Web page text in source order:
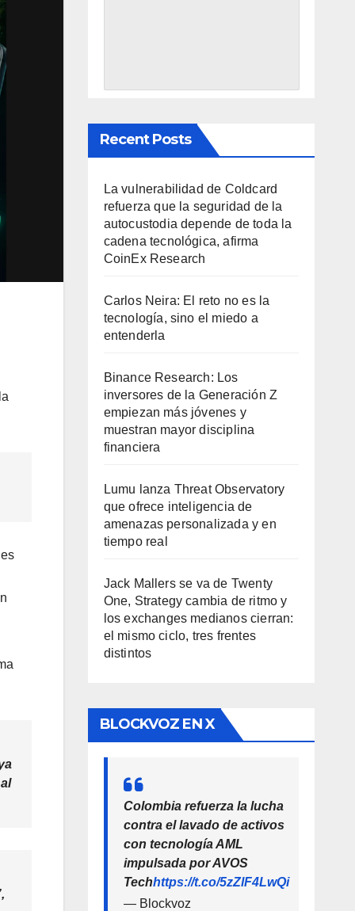
Recent Posts
La vulnerabilidad de Coldcard
refuerza que la seguridad de la
autocustodia depende de toda la
cadena tecnológica, afirma
CoinEx Research
Carlos Neira: El reto no es la
tecnología, sino el miedo a
entenderla
Binance Research: Los
inversores de la Generación Z
empiezan más jóvenes y
muestran mayor disciplina
financiera
Lumu lanza Threat Observatory
que ofrece inteligencia de
amenazas personalizada y en
tiempo real
Jack Mallers se va de Twenty
One, Strategy cambia de ritmo y
los exchanges medianos cierran:
el mismo ciclo, tres frentes
distintos
BLOCKVOZ EN X
Colombia refuerza la lucha
contra el lavado de activos
con tecnología AML
impulsada por AVOS
Techhttps://t.co/5zZlF4LwQi
— Blockvoz